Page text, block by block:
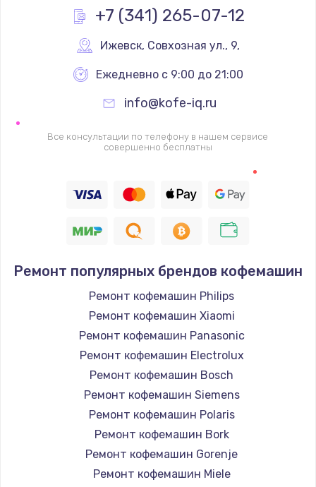
+7 (341) 265-07-12
Ижевск, Совхозная ул., 9,
Ежедневно с 9:00 до 21:00
info@kofe-iq.ru
Все консультации по телефону в нашем сервисе
совершенно бесплатны
Ремонт популярных брендов кофемашин
Ремонт кофемашин Philips
Ремонт кофемашин Xiaomi
Ремонт кофемашин Panasonic
Ремонт кофемашин Electrolux
Ремонт кофемашин Bosch
Ремонт кофемашин Siemens
Ремонт кофемашин Polaris
Ремонт кофемашин Bork
Ремонт кофемашин Gorenje
Ремонт кофемашин Miele